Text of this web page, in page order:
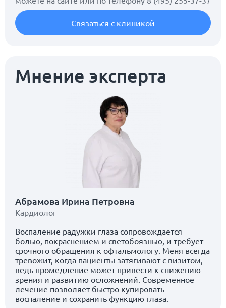
Связаться с клиникой
Мнение эксперта
Абрамова Ирина Петровна
Кардиолог
Воспаление радужки глаза сопровождается
болью, покраснением и светобоязнью, и требует
срочного обращения к офтальмологу. Меня всегда
тревожит, когда пациенты затягивают с визитом,
ведь промедление может привести к снижению
зрения и развитию осложнений. Современное
лечение позволяет быстро купировать
воспаление и сохранить функцию глаза.